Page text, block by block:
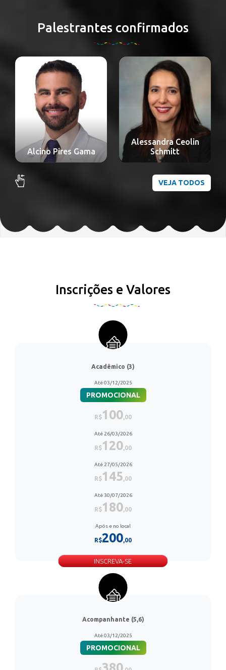
Palestrantes confirmados
Alessandra Ceolin
Schmitt
Alexandre Nakao
Odashiro
VEJA TODOS
Inscrições e Valores
Acadêmico (3)
Até 03/12/2025
PROMOCIONAL
R$100,00
Até 26/03/2026
R$120,00
Até 27/05/2026
R$145,00
Até 30/07/2026
R$180,00
Após e no local
R$200,00
INSCREVA-SE
Acompanhante (5,6)
Até 03/12/2025
PROMOCIONAL